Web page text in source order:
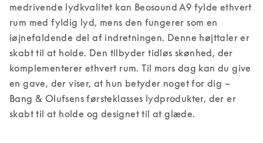
medrivende lydkvalitet kan Beosound A9 fylde ethvert
rum med fyldig lyd, mens den fungerer som en
iøjnefaldende del af indretningen. Denne højttaler er
skabt til at holde. Den tilbyder tidløs skønhed, der
komplementerer ethvert rum. Til mors dag kan du give
en gave, der viser, at hun betyder noget for dig –
Bang & Olufsens førsteklasses lydprodukter, der er
skabt til at holde og designet til at glæde.